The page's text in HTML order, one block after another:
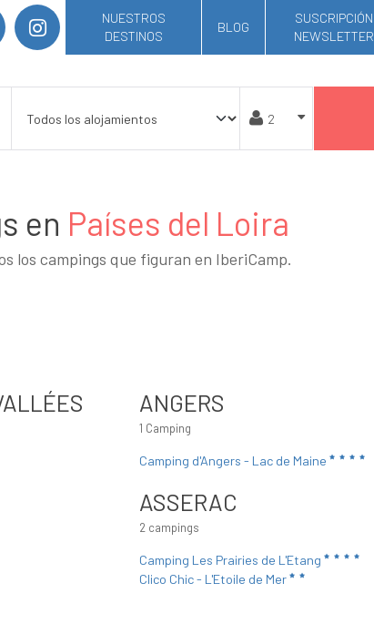
NUESTROS
DESTINOS
BLOG
SUSCRIPCIÓN
NEWSLETTER
en Países del Loira
los campings que figuran en IberiCamp.
ANGERS
1 Camping
Camping d'Angers - Lac de Maine
ASSERAC
2 campings
Camping Les Prairies de L'Etang
Clico Chic - L'Etoile de Mer